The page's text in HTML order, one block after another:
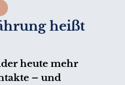
heißt
heute mehr
– und